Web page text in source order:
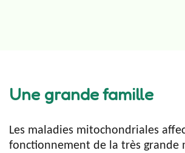
Une grande famille
Les maladies mitochondriales
fonctionnement de la très grande